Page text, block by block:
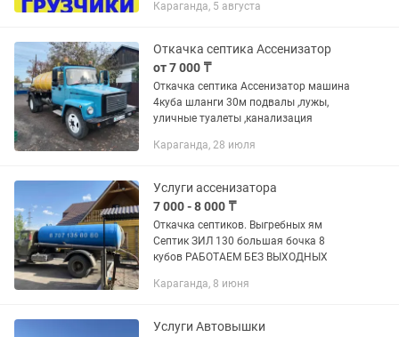
хлама. И т.д.
Караганда, 5 августа
Откачка септика Ассенизатор
от 7 000 ₸
Откачка септика Ассенизатор машина
4куба шланги 30м подвалы ,лужы,
уличные туалеты ,канализация
Караганда, 28 июля
Услуги ассенизатора
7 000 - 8 000 ₸
Откачка септиков. Выгребных ям
Септик ЗИЛ 130 большая бочка 8
кубов РАБОТАЕМ БЕЗ ВЫХОДНЫХ
Караганда, 8 июня
Услуги Автовышки